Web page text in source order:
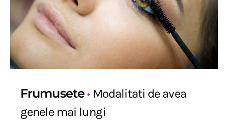
Frumusete
Modalitati de avea
genele mai lungi